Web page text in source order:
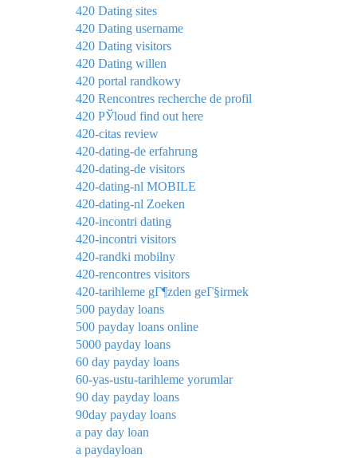
420 Dating sites
420 Dating username
420 Dating visitors
420 Dating willen
420 portal randkowy
420 Rencontres recherche de profil
420 РЎloud find out here
420-citas review
420-dating-de erfahrung
420-dating-de visitors
420-dating-nl MOBILE
420-dating-nl Zoeken
420-incontri dating
420-incontri visitors
420-randki mobilny
420-rencontres visitors
420-tarihleme gГ¶zden geГ§irmek
500 payday loans
500 payday loans online
5000 payday loans
60 day payday loans
60-yas-ustu-tarihleme yorumlar
90 day payday loans
90day payday loans
a pay day loan
a paydayloan